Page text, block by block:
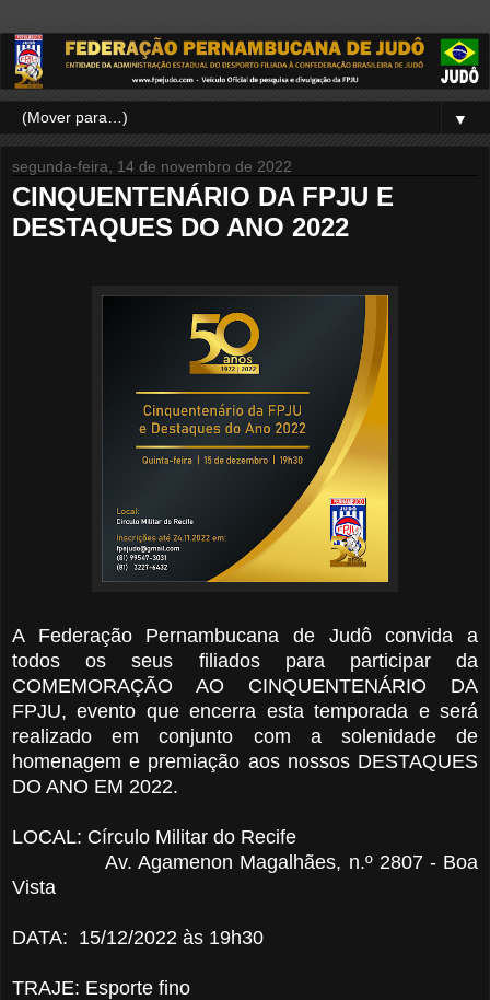
▼
segunda-feira, 14 de novembro de 2022
CINQUENTENÁRIO DA FPJU E
DESTAQUES DO ANO 2022
A Federação Pernambucana de Judô convida a
todos os seus filiados para participar da
COMEMORAÇÃO AO CINQUENTENÁRIO DA
FPJU, evento que encerra esta temporada e será
realizado em conjunto com a solenidade de
homenagem e premiação aos nossos DESTAQUES
DO ANO EM 2022.
LOCAL: Círculo Militar do Recife
Av. Agamenon Magalhães, n.º 2807 - Boa
Vista
DATA: 15/12/2022 às 19h30
TRAJE: Esporte fino